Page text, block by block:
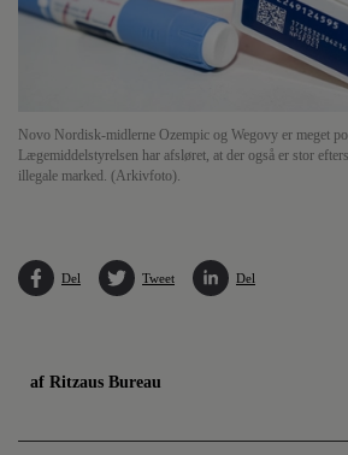
Novo Nordisk-midlerne Ozempic og Wegovy er meget
Lægemiddelstyrelsen har afsløret, at der også er stor
illegale marked. (Arkivfoto).
Del Tweet Del
af Ritzaus Bureau